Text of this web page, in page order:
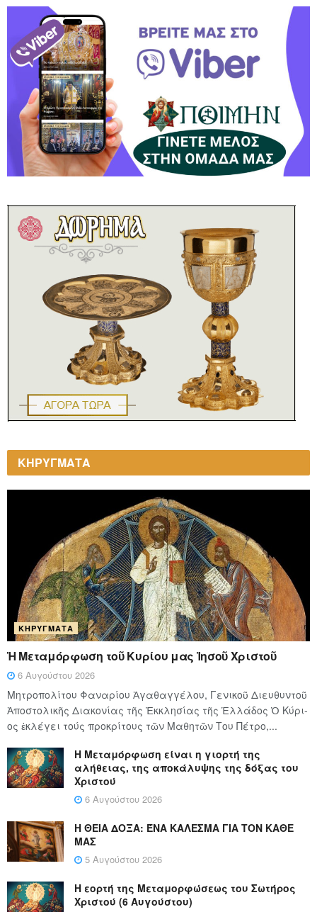
ΚΗΡΥΓΜΑΤΑ
ΚΗΡΎΓΜΑΤΑ
Ἡ Μεταμόρφωση τοῦ Κυρίου μας Ἰησοῦ Χριστοῦ
6 Αυγούστου 2026
Μητροπολίτου Φαναρίου Ἀγαθαγγέλου, Γενικοῦ Διευθυντοῦ
Ἀποστολικῆς Διακονίας τῆς Ἐκκλησίας τῆς Ἑλλάδος Ὁ Κύ­ρι­
ος ἐκλέγει τούς προ­κρί­τους τῶν Μα­θη­τῶν Του Πέ­τρο,...
Η Μεταμόρφωση είναι η γιορτή της
αλήθειας, της αποκάλυψης της δόξας του
Χριστού
6 Αυγούστου 2026
Η ΘΕΙΑ ΔΟΞΑ: ΈΝΑ ΚΑΛΕΣΜΑ ΓΙΑ ΤΟΝ ΚΑΘΕ
ΜΑΣ
5 Αυγούστου 2026
Η εορτή της Μεταμορφώσεως του Σωτήρος
Χριστού (6 Αυγούστου)